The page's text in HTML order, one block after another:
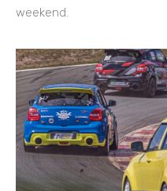
weekend.